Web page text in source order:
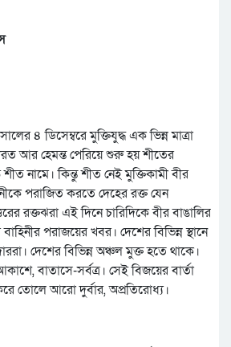
৪ ডিসেম্বরে মুক্তিযুদ্ধ এক ভিন্ন মাত্রা
আর হেমন্ত পেরিয়ে শুরু হয় শীতের
নামে। কিন্তু শীত নেই মুক্তিকামী বীর
পরাজিত করতে দেহের রক্ত যেন
রক্তঝরা এই দিনে চারিদিকে বীর বাঙালির
পরাজয়ের খবর। দেশের বিভিন্ন স্থানে
দেশের বিভিন্ন অঞ্চল মুক্ত হতে থাকে।
বাতাসে-সর্বত্র। সেই বিজয়ের বার্তা
তোলে আরো দুর্বার, অপ্রতিরোধ্য।